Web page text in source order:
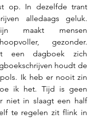
op. In dezelfde trant
alledaags geluk.
maakt mensen
gezonder.
een dagboek zich
houdt de
Ik heb er nooit zin
ik het. Tijd is geen
niet in slaagt een half
te regelen zit flink in